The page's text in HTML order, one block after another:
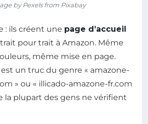
by Pexels from Pixabay
: ils créent une page d’accueil
pour trait à Amazon. Même
même mise en page.
est un truc du genre « amazone-
» ou « illicado-amazone-fr.com
la plupart des gens ne vérifient